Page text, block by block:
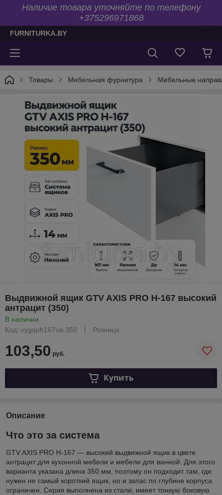
Наличие товара уточняйте по телефону
+375296971868
FURNITURKA.BY
Товары Мебельная фурнитура Мебельные
Выдвижной ящик GTV AXIS PRO H-167 высокий
антрацит (350)
В наличии
Код: vygaph167va-350
Розница
103,50 руб.
Купить
Описание
Что это за система
GTV AXIS PRO H-167 — высокий выдвижной ящик в цвете
антрацит для кухонной мебели и мебели для ванной. Для этого
варианта указана длина 350 мм, поэтому он подходит там, где
нужен не самый короткий ящик, но и запас по глубине корпуса
ограничен. Серия выполнена из стали, имеет тонкую боковую